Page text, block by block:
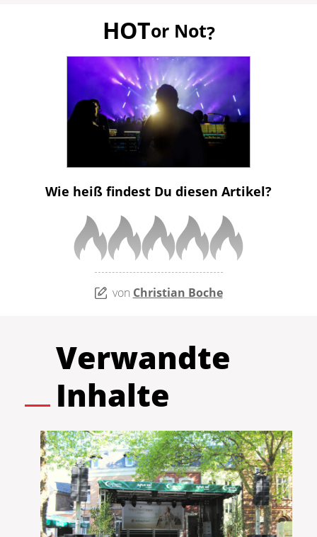
HOTor Not?
Wie heiß findest Du diesen Artikel?
von Christian Boche
Verwandte
Inhalte